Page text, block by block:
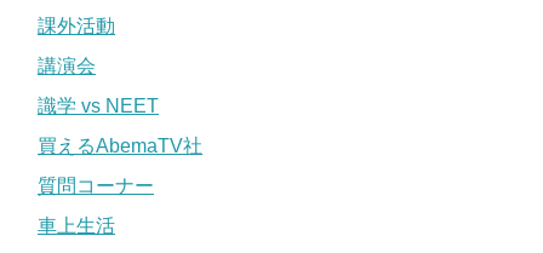
課外活動
講演会
識学 vs NEET
買えるAbemaTV社
質問コーナー
車上生活